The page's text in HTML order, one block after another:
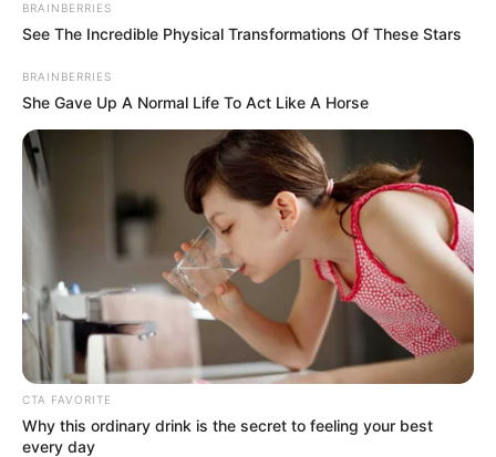
(Hajrá = gyerünk, nyomjuk most már, ébresztő!)”
A lap megkérdezte, hogy a „Gergő” kit takar a
szövegben. A volt helyettes államtitkár
megerősítette, hogy Gulyás Gergelyt, a Fidesz-
frakcióvezetőjét. Szerinte nem rosszból írta, de
nincs igaza a végkielégítés továbbutalásának
kérdésében a frakcióvezetőnek, és őt nem vonták
be az erről szóló beszélgetésbe.
BRAINBERRIES
See The Incredible Physical Transformations Of These Stars
BRAINBERRIES
She Gave Up A Normal Life To Act Like A Horse
CTA FAVORITE
Why this ordinary drink is the secret to feeling your best
every day